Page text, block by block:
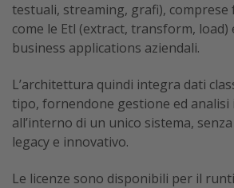
testuali, streaming, grafi),
come le Etl (extract, transform, load)
business applications aziendali.
L’architettura quindi integra dati
tipo, fornendone gestione ed analisi
all’interno di un unico sistema,
legacy e innovativo.
Le licenze sono disponibili per il